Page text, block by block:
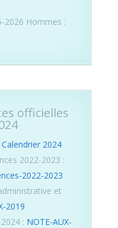
2026 Hommes :
officielles
Calendrier 2024
2022-2023 :
2022-2023
et
2019
: NOTE-AUX-